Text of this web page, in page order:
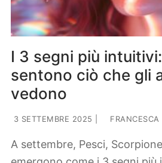
I 3 segni più
sentono ciò che gli
vedono
3 SETTEMBRE 2025
A settembre, Pesci,